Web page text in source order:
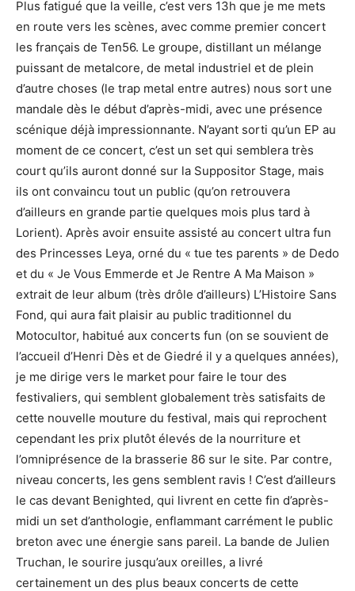
Plus fatigué que la veille, c’est vers 13h que je me mets
en route vers les scènes, avec comme premier concert
les français de Ten56. Le groupe, distillant un mélange
puissant de metalcore, de metal industriel et de plein
d’autre choses (le trap metal entre autres) nous sort une
mandale dès le début d’après-midi, avec une présence
scénique déjà impressionnante. N’ayant sorti qu’un EP au
moment de ce concert, c’est un set qui semblera très
court qu’ils auront donné sur la Suppositor Stage, mais
ils ont convaincu tout un public (qu’on retrouvera
d’ailleurs en grande partie quelques mois plus tard à
Lorient). Après avoir ensuite assisté au concert ultra fun
des Princesses Leya, orné du « tue tes parents » de Dedo
et du « Je Vous Emmerde et Je Rentre A Ma Maison »
extrait de leur album (très drôle d’ailleurs) L’Histoire Sans
Fond, qui aura fait plaisir au public traditionnel du
Motocultor, habitué aux concerts fun (on se souvient de
l’accueil d’Henri Dès et de Giedré il y a quelques années),
je me dirige vers le market pour faire le tour des
festivaliers, qui semblent globalement très satisfaits de
cette nouvelle mouture du festival, mais qui reprochent
cependant les prix plutôt élevés de la nourriture et
l’omniprésence de la brasserie 86 sur le site. Par contre,
niveau concerts, les gens semblent ravis ! C’est d’ailleurs
le cas devant Benighted, qui livrent en cette fin d’après-
midi un set d’anthologie, enflammant carrément le public
breton avec une énergie sans pareil. La bande de Julien
Truchan, le sourire jusqu’aux oreilles, a livré
certainement un des plus beaux concerts de cette